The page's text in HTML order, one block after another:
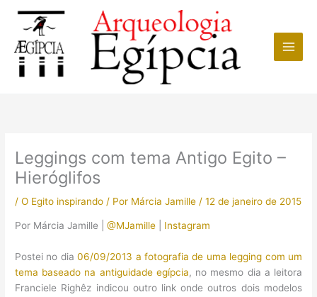
conteúdo
Leggings com tema Antigo Egito –
Hieróglifos
/O Egito inspirando / Por Márcia Jamille /12 de janeiro de 2015
Por Márcia Jamille |@MJamille Instagram
Postei no dia06/09/2013 a fotografia de uma legging com um
tema baseado na antiguidade egípcia, no mesmo dia a leitora
Franciele Righêz indicou outro link onde outros dois modelos